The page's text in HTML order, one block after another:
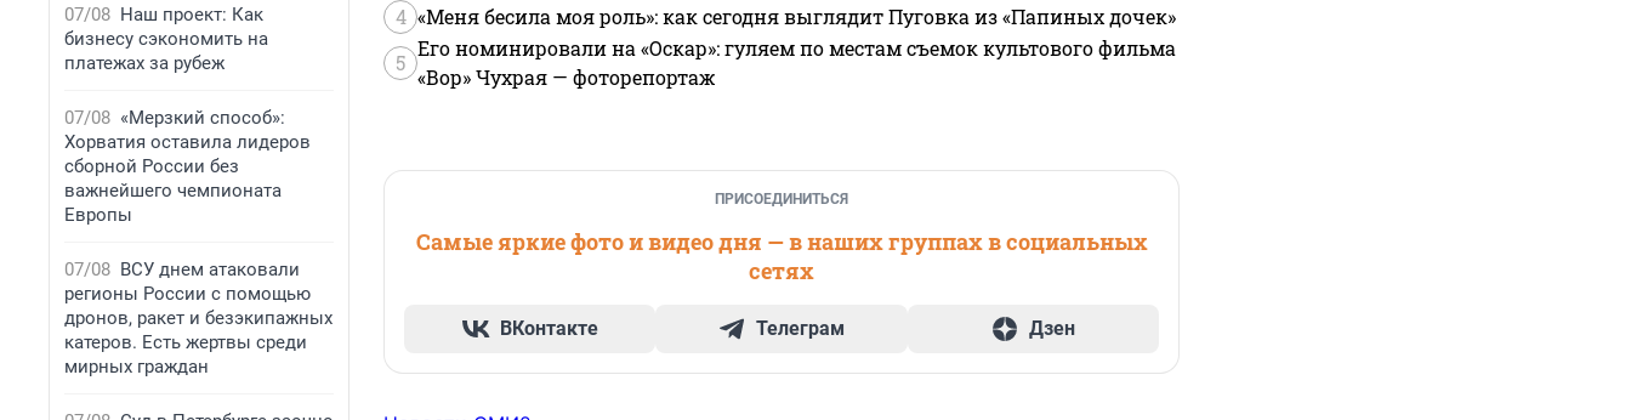
07/08 Наш проект: Как
бизнесу сэкономить на
платежах за рубеж
07/08 «Мерзкий способ»:
Хорватия оставила лидеров
сборной России без
важнейшего чемпионата
Европы
07/08 ВСУ днем атаковали
регионы России с помощью
дронов, ракет и безэкипажных
катеров. Есть жертвы среди
мирных граждан
4 «Меня бесила моя роль»: как сегодня выглядит Пуговка из «Папиных дочек»
5
Его номинировали на «Оскар»: гуляем по местам съемок культового фильма
«Вор» Чухрая — фоторепортаж
ПРИСОЕДИНИТЬСЯ
Самые яркие фото и видео дня — в наших группах в социальных
сетях
ВКонтакте Телеграм Дзен